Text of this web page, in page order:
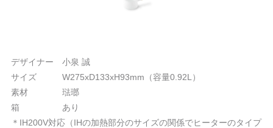
デザイナー 小泉 誠
サイズ W275xD133xH93mm（容量0.92L）
素材 琺瑯
箱 あり
＊IH200V対応（IHの加熱部分のサイズの関係でヒーターのタイプ